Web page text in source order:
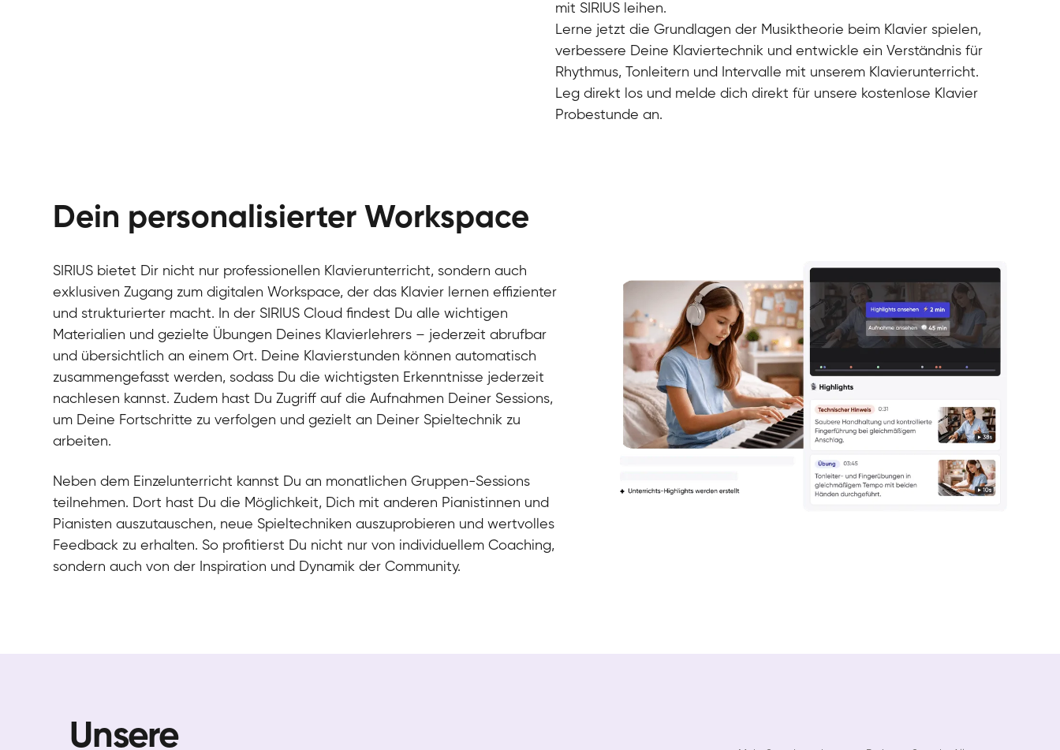
Klavier / Piano / Flügel
Klavier / Piano / Flügel
Klavier / Piano / Flügel
Klavier / Piano / Flügel
Klavier / Piano / Flügel
Klavier / Piano / Flügel
mit SIRIUS leihen.
Lerne jetzt die Grundlagen der Musiktheorie beim Klavier spielen,
verbessere Deine Klaviertechnik und entwickle ein Verständnis für
Rhythmus, Tonleitern und Intervalle mit unserem Klavierunterricht.
Leg direkt los und melde dich direkt für unsere kostenlose Klavier
Probestunde an.
Dein personalisierter Workspace
SIRIUS bietet Dir nicht nur professionellen Klavierunterricht, sondern auch
exklusiven Zugang zum digitalen Workspace, der das Klavier lernen effizienter
und strukturierter macht. In der SIRIUS Cloud findest Du alle wichtigen
Materialien und gezielte Übungen Deines Klavierlehrers – jederzeit abrufbar
und übersichtlich an einem Ort. Deine Klavierstunden können automatisch
zusammengefasst werden, sodass Du die wichtigsten Erkenntnisse jederzeit
nachlesen kannst. Zudem hast Du Zugriff auf die Aufnahmen Deiner Sessions,
um Deine Fortschritte zu verfolgen und gezielt an Deiner Spieltechnik zu
arbeiten.
Neben dem Einzelunterricht kannst Du an monatlichen Gruppen-Sessions
teilnehmen. Dort hast Du die Möglichkeit, Dich mit anderen Pianistinnen und
Pianisten auszutauschen, neue Spieltechniken auszuprobieren und wertvolles
Feedback zu erhalten. So profitierst Du nicht nur von individuellem Coaching,
sondern auch von der Inspiration und Dynamik der Community.
Unsere